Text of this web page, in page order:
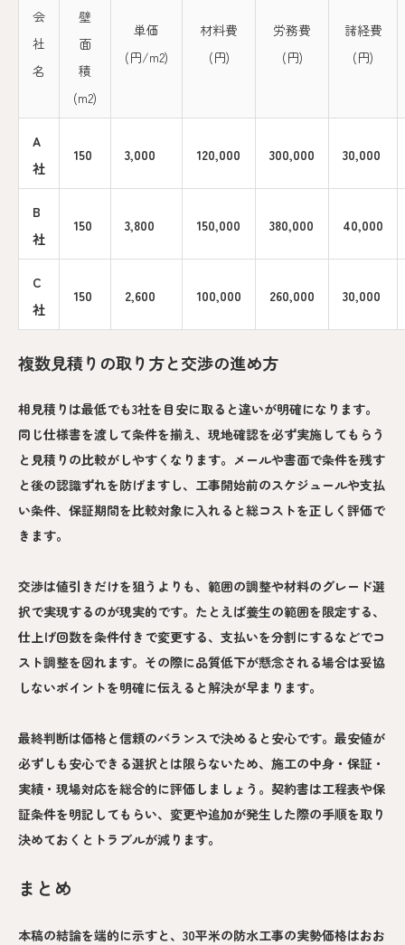
会
社
名
壁
面
積
(m2)
単価
(円/m2)
材料費
(円)
労務費
(円)
諸経費
(円)
A
社
150 3,000 120,000 300,000 30,000
B
社
150 3,800 150,000 380,000 40,000
C
社
150 2,600 100,000 260,000 30,000
複数見積りの取り方と交渉の進め方
相見積りは最低でも3社を目安に取ると違いが明確になります。
同じ仕様書を渡して条件を揃え、現地確認を必ず実施してもらう
と見積りの比較がしやすくなります。メールや書面で条件を残す
と後の認識ずれを防げますし、工事開始前のスケジュールや支払
い条件、保証期間を比較対象に入れると総コストを正しく評価で
きます。
交渉は値引きだけを狙うよりも、範囲の調整や材料のグレード選
択で実現するのが現実的です。たとえば養生の範囲を限定する、
仕上げ回数を条件付きで変更する、支払いを分割にするなどでコ
スト調整を図れます。その際に品質低下が懸念される場合は妥協
しないポイントを明確に伝えると解決が早まります。
最終判断は価格と信頼のバランスで決めると安心です。最安値が
必ずしも安心できる選択とは限らないため、施工の中身・保証・
実績・現場対応を総合的に評価しましょう。契約書は工程表や保
証条件を明記してもらい、変更や追加が発生した際の手順を取り
決めておくとトラブルが減ります。
まとめ
本稿の結論を端的に示すと、30平米の防水工事の実勢価格はおお